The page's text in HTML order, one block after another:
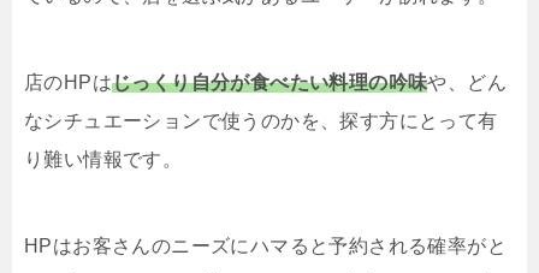
店のHPはじっくり自分が食べたい料理の吟味や、どん
なシチュエーションで使うのかを、探す方にとって有
り難い情報です。
HPはお客さんのニーズにハマると予約される確率がと